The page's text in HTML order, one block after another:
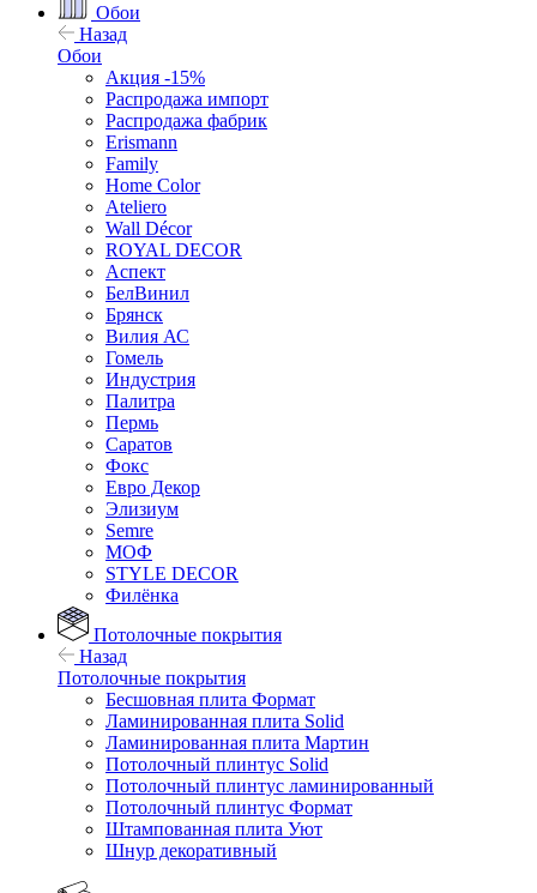
Обои
Назад
Обои
Акция -15%
Распродажа импорт
Распродажа фабрик
Erismann
Family
Home Color
Ateliero
Wall Décor
ROYAL DECOR
Аспект
БелВинил
Брянск
Вилия АС
Гомель
Индустрия
Палитра
Пермь
Саратов
Фокс
Евро Декор
Элизиум
Semre
МОФ
STYLE DECOR
Филёнка
Потолочные покрытия
Назад
Потолочные покрытия
Бесшовная плита Формат
Ламинированная плита Solid
Ламинированная плита Мартин
Потолочный плинтус Solid
Потолочный плинтус ламинированный
Потолочный плинтус Формат
Штампованная плита Уют
Шнур декоративный